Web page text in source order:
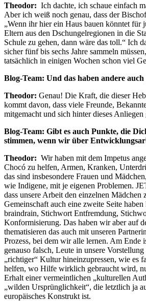
Theodor: Ich dachte, ich schaue einfach
Aber ich weiß noch genau, dass der
„Wenn ihr hier ein Haus bauen könntet für
Eltern aus den Dschungelregionen in die
Schule zu gehen, dann wäre das toll.“ Ich
sicher fünf bis sechs Jahre sammeln
tatsächlich in einigen Wochen schon viel
Blog-Team: Und das haben andere auch
Theodor: Genau! Die Kraft, die dieser
kommt davon, dass viele Freunde,
mitgemacht und sich hinter dieses Anliegen
Blog-Team: Gibt es auch Punkte, die
stimmen, wenn wir über
Theodor: Wir haben mit dem Impetus
Chocó zu helfen, Armen, Kranken,
das sind insbesondere Frauen und
wie Indigene, mit je eigenen Problemen.
dass unsere Arbeit den einzelnen
Gemeinschaft auch eine zweite Seite
braindrain, Stichwort Entfremdung,
Konformisierung. Das haben wir aber auf
thematisieren das auch mit unseren
Prozess, bei dem wir alle lernen. Am Ende
genauso falsch, Leute in unsere
„richtiger“ Kultur hineinzupressen, wie es
helfen, wo Hilfe wirklich gebraucht wird,
Erhalt einer vermeintlichen „kulturellen
„wilden Ursprünglichkeit“, die letztlich ja
europäisches Konstrukt ist.